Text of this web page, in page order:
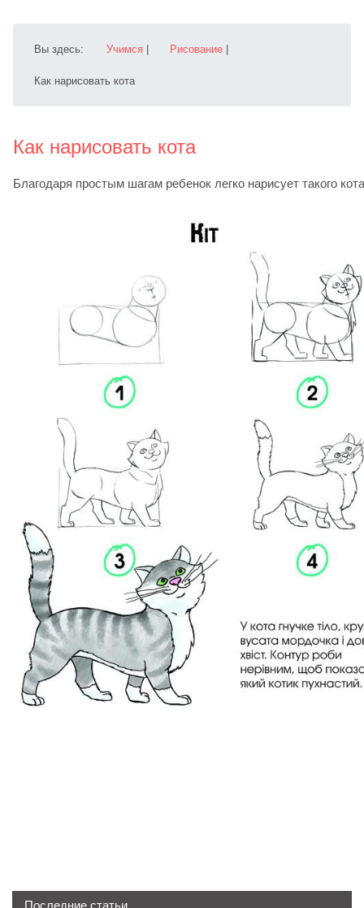
детей 5-6 лет
Вы здесь: Учимся Рисование
Как нарисовать кота
Как нарисовать кота
Благодаря простым шагам ребенок легко нарисует такого
Последние статьи